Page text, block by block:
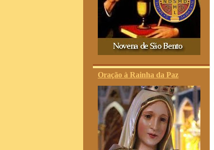
Oração à Rainha da Paz